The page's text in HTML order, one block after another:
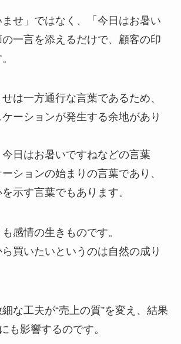
ませ」ではなく、「今日はお暑い
一言を添えるだけで、顧客の印
は一方通行な言葉であるため、
ーションが発生する余地があり
日はお暑いですねなどの言葉
ションの始まりの言葉であり、
示す言葉でもあります。
感情の生きものです。
買いたいというのは自然の成り
な工夫が“売上の質”を変え、結果
も影響するのです。